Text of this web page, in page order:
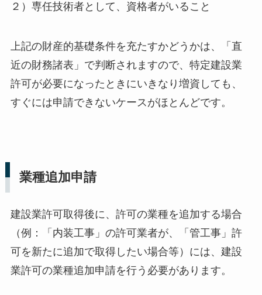
２）専任技術者として、資格者がいること
上記の財産的基礎条件を充たすかどうかは、「直
近の財務諸表」で判断されますので、特定建設業
許可が必要になったときにいきなり増資しても、
すぐには申請できないケースがほとんどです。
業種追加申請
建設業許可取得後に、許可の業種を追加する場合
（例：「内装工事」の許可業者が、「管工事」許
可を新たに追加で取得したい場合等）には、建設
業許可の業種追加申請を行う必要があります。